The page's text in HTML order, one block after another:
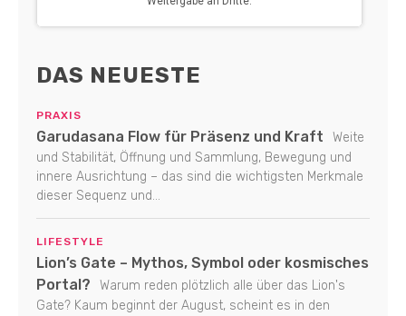
DAS NEUESTE
PRAXIS
Garudasana Flow für Präsenz und Kraft
Weite
und Stabilität, Öffnung und Sammlung, Bewegung und
innere Ausrichtung – das sind die wichtigsten Merkmale
dieser Sequenz und...
LIFESTYLE
Lion’s Gate – Mythos, Symbol oder kosmisches
Portal?
Warum reden plötzlich alle über das Lion's
Gate? Kaum beginnt der August, scheint es in den